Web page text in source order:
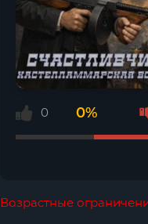
0 0%
Возрастные